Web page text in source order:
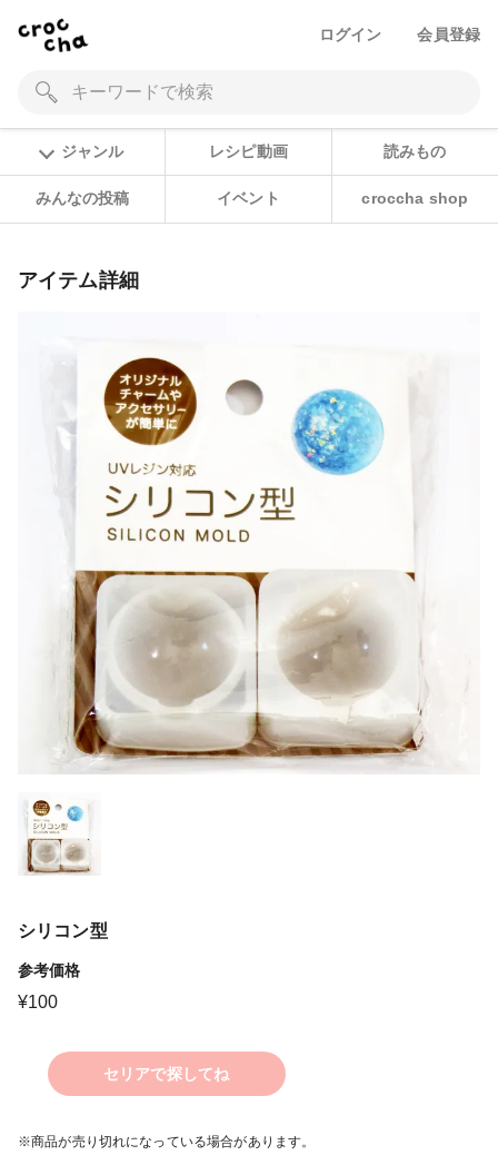
ログイン 会員登録
ジャンル レシピ動画 読みもの
みんなの投稿 イベント croccha shop
アイテム詳細
シリコン型
参考価格
¥100
セリアで探してね
※商品が売り切れになっている場合があります。